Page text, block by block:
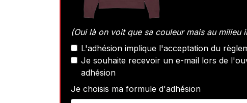
(Oui là on voit que sa couleur mais au milieu
L'adhésion implique l'acceptation du
Je souhaite recevoir un e-mail lors de
adhésion
Je choisis ma formule d'adhésion